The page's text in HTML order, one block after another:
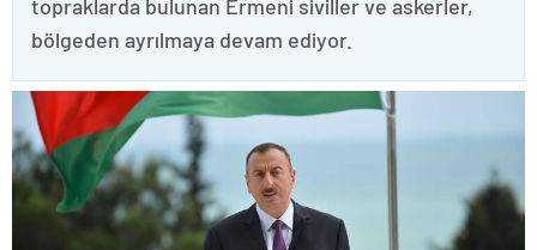
topraklarda bulunan Ermeni siviller ve askerler,
bölgeden ayrılmaya devam ediyor.